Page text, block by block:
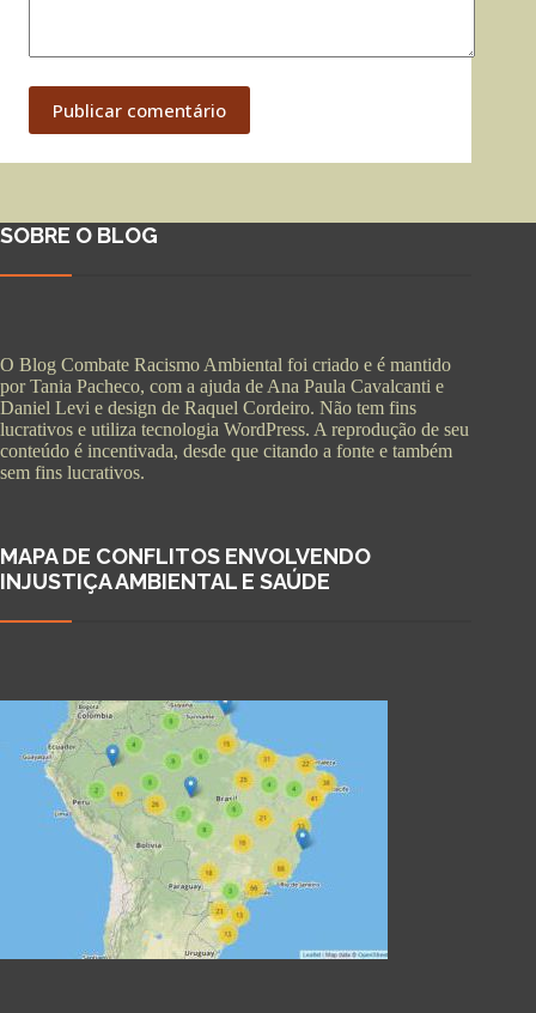
Publicar comentário
SOBRE O BLOG
O Blog Combate Racismo Ambiental foi criado e é mantido
por Tania Pacheco, com a ajuda de Ana Paula Cavalcanti e
Daniel Levi e design de Raquel Cordeiro. Não tem fins
lucrativos e utiliza tecnologia WordPress. A reprodução de seu
conteúdo é incentivada, desde que citando a fonte e também
sem fins lucrativos.
MAPA DE CONFLITOS ENVOLVENDO
INJUSTIÇA AMBIENTAL E SAÚDE